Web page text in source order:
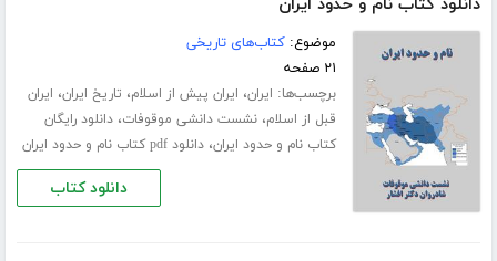
موضوع:کتاب‌های تاریخی
۲۱ صفحه
برچسب‌ها: ایران، ایران پیش از اسلام، تاریخ ایران، ایران
قبل از اسلام،نشست دانشی موقوفات،دانلود رایگان
کتاب نام و حدود ایران،دانلود pdf کتاب نام و حدود ایران
دانلود کتاب